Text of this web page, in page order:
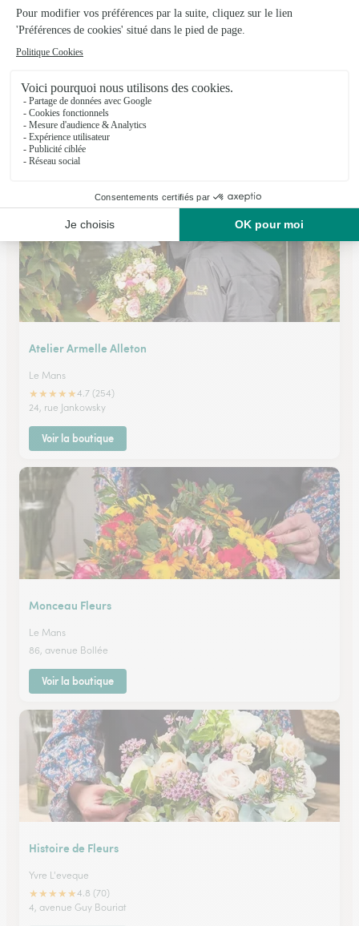
Ets Veron Fleurs
Le Mans
★★★★★4.1 (40)
27, rue des Muriers
Atelier Armelle Alleton
Le Mans
★★★★★4.7 (254)
24, rue Jankowsky
Voir la boutique
Monceau Fleurs
Le Mans
86, avenue Bollée
Voir la boutique
Histoire de Fleurs
Yvre L'eveque
★★★★★4.8 (70)
4, avenue Guy Bouriat